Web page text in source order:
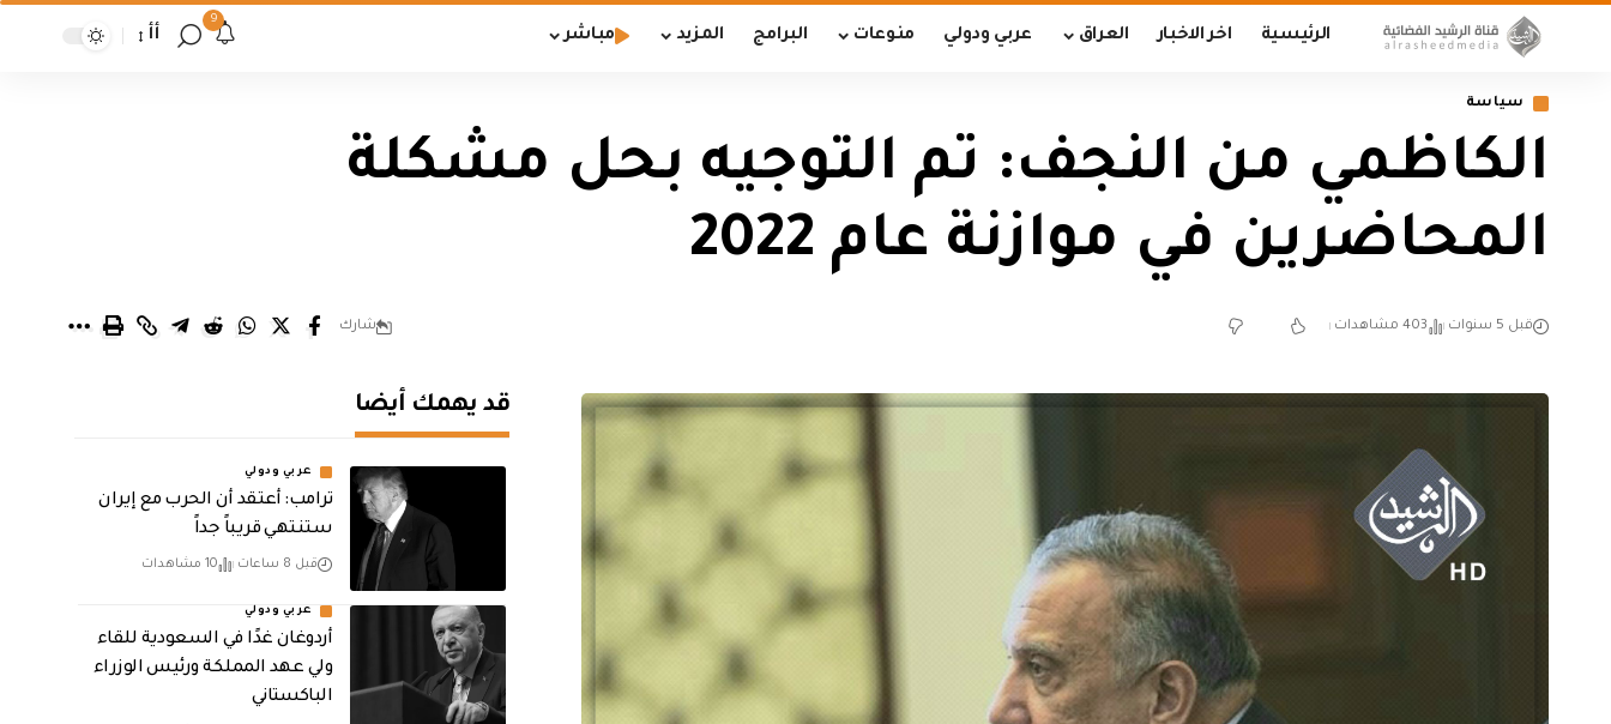
الرئيسية اخر الاخبار العراق عربي ودولي منوعات البرامج المزيد مباشر
9
أأ
سياسة
الكاظمي من النجف: تم التوجيه بحل مشكلة
المحاضرين في موازنة عام 2022
قبل 5 سنوات 403 مشاهدات شارك
قد يهمك أيضا
عربي ودولي
‏ترامب: أعتقد أن الحرب مع إيران
ستنتهي قريباً جداً
قبل 8 ساعات 10 مشاهدات
عربي ودولي
أردوغان غدًا في السعودية للقاء
ولي عهد المملكة ورئيس الوزراء
الباكستاني